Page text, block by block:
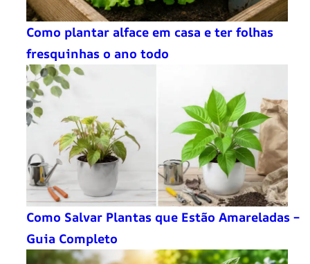
Como plantar alface em casa e ter folhas
fresquinhas o ano todo
Como Salvar Plantas que Estão Amareladas –
Guia Completo